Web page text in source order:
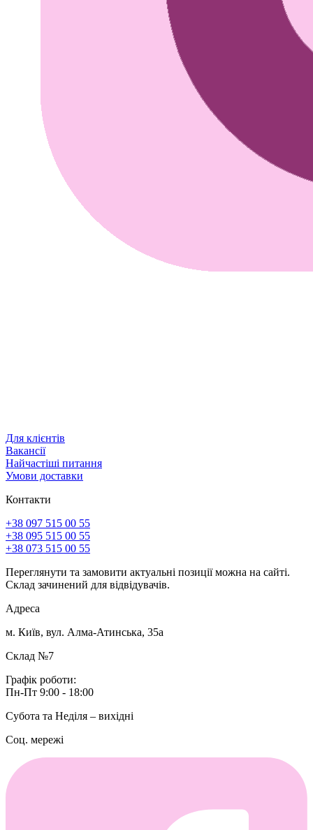
Для клієнтів
Вакансії
Найчастіші питання
Умови доставки
Контакти
+38 097 515 00 55
+38 095 515 00 55
+38 073 515 00 55
Переглянути та замовити актуальні позиції можна на сайті.
Склад зачинений для відвідувачів.
Адреса
м. Київ, вул. Алма-Атинська, 35а
Склад №7
Графік роботи:
Пн-Пт 9:00 - 18:00
Субота та Неділя – вихідні
Соц. мережі